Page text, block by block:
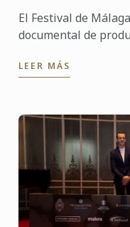
El Festival de
documental de
sección Cinema ...
LEER MÁS